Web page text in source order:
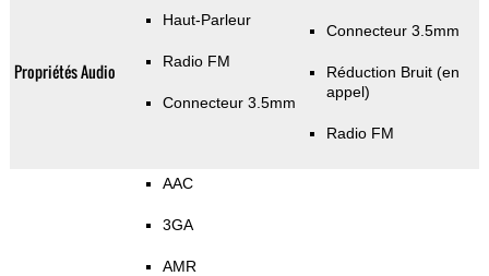
Propriétés Audio
Haut-Parleur
Radio FM
Connecteur 3.5mm
Connecteur 3.5mm
Réduction Bruit (en
appel)
Radio FM
AAC
3GA
AMR